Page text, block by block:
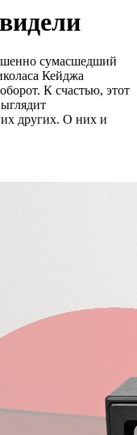
сумасшедший
Кейджа
К счастью, этот
других. О них и